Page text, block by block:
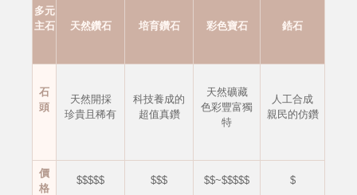
多元
主石
天然鑽石 培育鑽石 彩色寶石 鋯石
石
頭
天然開採
珍貴且稀有
科技養成的
超值真鑽
天然礦藏
色彩豐富獨
特
人工合成
親民的仿鑽
價
格
$$$$$ $$$ $$~$$$$$ $